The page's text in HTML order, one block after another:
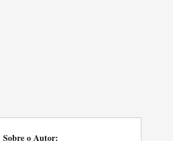
Sobre o Autor: